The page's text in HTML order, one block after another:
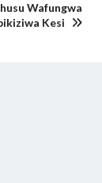
Wafungwa
Kesi